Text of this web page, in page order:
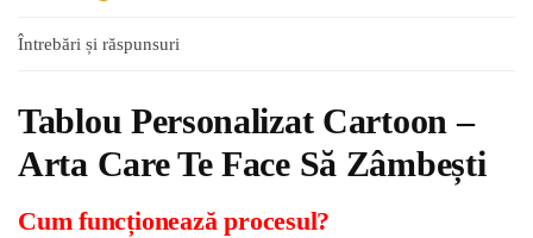
Întrebări și răspunsuri
Tablou Personalizat Cartoon –
Arta Care Te Face Să Zâmbești
Cum funcționează procesul?